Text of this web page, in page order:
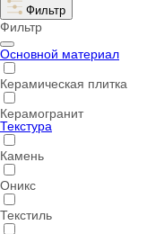
Фильтр
Фильтр
Основной материал
Керамическая плитка
Керамогранит
Текстура
Камень
Оникс
Текстиль